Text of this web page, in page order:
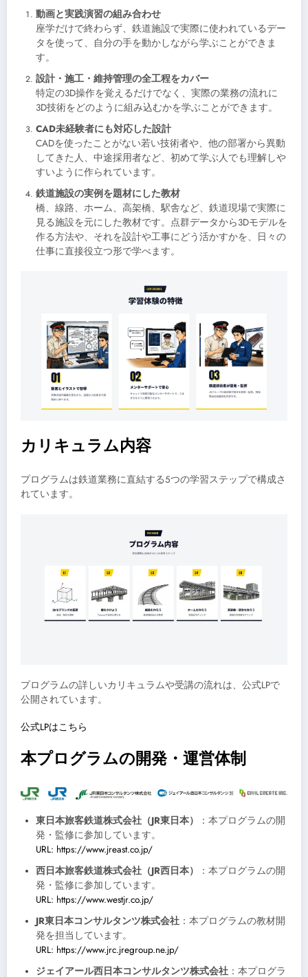
動画と実践演習の組み合わせ
座学だけで終わらず、鉄道施設で実際に使われているデー
タを使って、自分の手を動かしながら学ぶことができま
す。
設計・施工・維持管理の全工程をカバー
特定の3D操作を覚えるだけでなく、実際の業務の流れに
3D技術をどのように組み込むかを学ぶことができます。
CAD未経験者にも対応した設計
CADを使ったことがない若い技術者や、他の部署から異動
してきた人、中途採用者など、初めて学ぶ人でも理解しや
すいように作られています。
鉄道施設の実例を題材にした教材
橋、線路、ホーム、高架橋、駅舎など、鉄道現場で実際に
見る施設を元にした教材です。点群データから3Dモデルを
作る方法や、それを設計や工事にどう活かすかを、日々の
仕事に直接役立つ形で学べます。
カリキュラム内容
プログラムは鉄道業務に直結する5つの学習ステップで構成さ
れています。
プログラムの詳しいカリキュラムや受講の流れは、公式LPで
公開されています。
公式LPはこちら
本プログラムの開発・運営体制
東日本旅客鉄道株式会社（JR東日本）
：本プログラムの開
発・監修に参加しています。
URL: https://www.jreast.co.jp/
西日本旅客鉄道株式会社（JR西日本）
：本プログラムの開
発・監修に参加しています。
URL: https://www.westjr.co.jp/
JR東日本コンサルタンツ株式会社 ：本プログラムの教材開
発を担当しています。
URL: https://www.jrc.jregroup.ne.jp/
ジェイアール西日本コンサルタンツ株式会社 ：本プログラ